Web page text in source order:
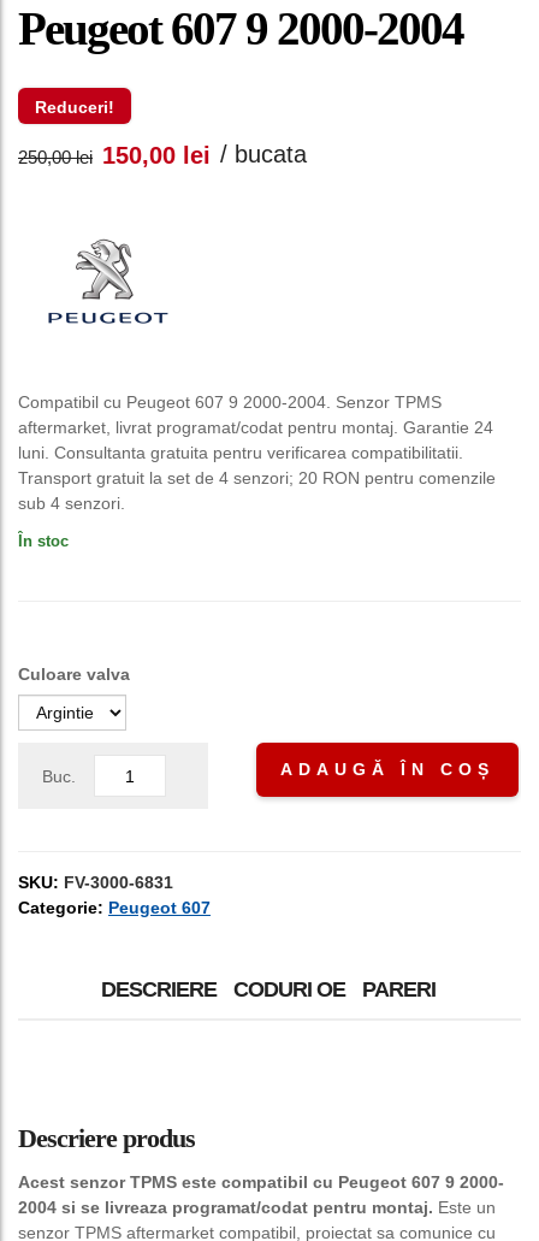
Peugeot 607 9 2000-2004
Reduceri!
250,00lei Prețul
a
fost:
150,00 lei Prețul
/ bucata
Compatibil cu Peugeot 607 9 2000-2004. Senzor TPMS
aftermarket, livrat programat/codat pentru montaj. Garantie 24
luni. Consultanta gratuita pentru verificarea compatibilitatii.
Transport gratuit la set de 4 senzori; 20 RON pentru comenzile
sub 4 senzori.
În stoc
Culoare valva
Buc. ADAUGĂ ÎN COȘ
SKU: FV-3000-6831
Categorie: Peugeot 607
DESCRIERE CODURI OE PARERI
Descriere produs
Acest senzor TPMS este compatibil cu Peugeot 607 9 2000-
2004 si se livreaza programat/codat pentru montaj. Este un
senzor TPMS aftermarket compatibil, proiectat sa comunice cu